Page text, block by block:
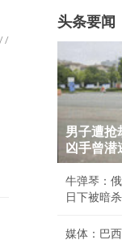
头条要闻
男子遭抢
凶手曾潜
牛弹琴：
日下被暗杀
媒体：巴